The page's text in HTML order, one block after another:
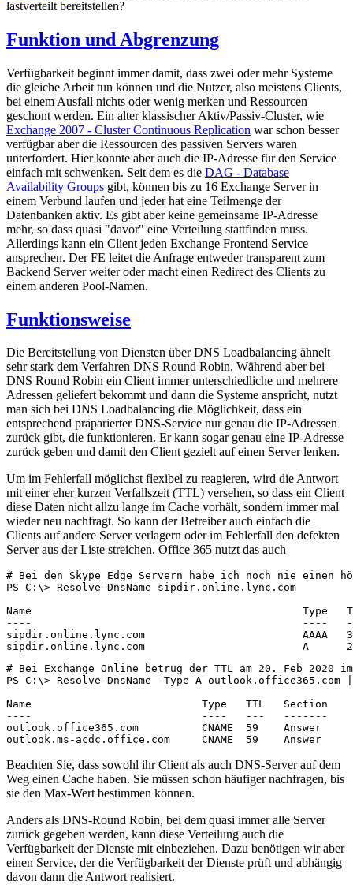
lastverteilt bereitstellen?
Funktion und Abgrenzung
Verfügbarkeit beginnt immer damit, dass zwei oder mehr Systeme
die gleiche Arbeit tun können und die Nutzer, also meistens Clients,
bei einem Ausfall nichts oder wenig merken und Ressourcen
geschont werden. Ein alter klassischer Aktiv/Passiv-Cluster, wie
Exchange 2007 - Cluster Continuous Replication war schon besser
verfügbar aber die Ressourcen des passiven Servers waren
unterfordert. Hier konnte aber auch die IP-Adresse für den Service
einfach mit schwenken. Seit dem es die DAG - Database
Availability Groups gibt, können bis zu 16 Exchange Server in
einem Verbund laufen und jeder hat eine Teilmenge der
Datenbanken aktiv. Es gibt aber keine gemeinsame IP-Adresse
mehr, so dass quasi "davor" eine Verteilung stattfinden muss.
Allerdings kann ein Client jeden Exchange Frontend Service
ansprechen. Der FE leitet die Anfrage entweder transparent zum
Backend Server weiter oder macht einen Redirect des Clients zu
einem anderen Pool-Namen.
Funktionsweise
Die Bereitstellung von Diensten über DNS Loadbalancing ähnelt
sehr stark dem Verfahren DNS Round Robin. Während aber bei
DNS Round Robin ein Client immer unterschiedliche und mehrere
Adressen geliefert bekommt und dann die Systeme anspricht, nutzt
man sich bei DNS Loadbalancing die Möglichkeit, dass ein
entsprechend präparierter DNS-Service nur genau die IP-Adressen
zurück gibt, die funktionieren. Er kann sogar genau eine IP-Adresse
zurück geben und damit den Client gezielt auf einen Server lenken.
Um im Fehlerfall möglichst flexibel zu reagieren, wird die Antwort
mit einer eher kurzen Verfallszeit (TTL) versehen, so dass ein Client
diese Daten nicht allzu lange im Cache vorhält, sondern immer mal
wieder neu nachfragt. So kann der Betreiber auch einfach die
Clients auf andere Server verlagern oder im Fehlerfall den defekten
Server aus der Liste streichen. Office 365 nutzt das auch
# Bei den Skype Edge Servern habe ich noch nie einen
PS C:\> Resolve-DnsName sipdir.online.lync.com
Name                                           Type   TTL
----                                           ----
sipdir.online.lync.com                         AAAA   30
sipdir.online.lync.com                         A      28
# Bei Exchange Online betrug der TTL am 20. Feb 2020
PS C:\> Resolve-DnsName -Type A
Name                           Type   TTL   Section
----                           ----   ---   -------
outlook.office365.com          CNAME  59    Answer
outlook.ms-acdc.office.com     CNAME  59    Answer
Beachten Sie, dass sowohl ihr Client als auch DNS-Server auf dem
Weg einen Cache haben. Sie müssen schon häufiger nachfragen, bis
sie den Max-Wert bestimmen können.
Anders als DNS-Round Robin, bei dem quasi immer alle Server
zurück gegeben werden, kann diese Verteilung auch die
Verfügbarkeit der Dienste mit einbeziehen. Dazu benötigen wir aber
einen Service, der die Verfügbarkeit der Dienste prüft und abhängig
davon dann die Antwort realisiert.